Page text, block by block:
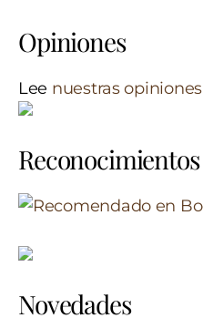
Opiniones
Lee nuestras opiniones
Reconocimientos
Novedades